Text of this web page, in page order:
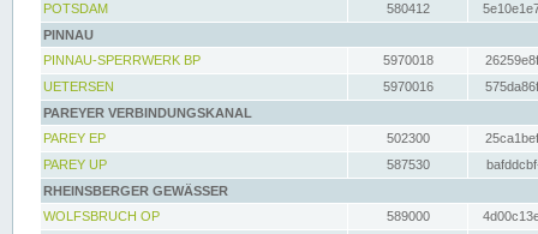
POTSDAM
580412
PINNAU
PINNAU-SPERRWERK BP
5970018
UETERSEN
5970016
PAREYER VERBINDUNGSKANAL
PAREY EP
502300
PAREY UP
587530
RHEINSBERGER GEWÄSSER
WOLFSBRUCH OP
589000